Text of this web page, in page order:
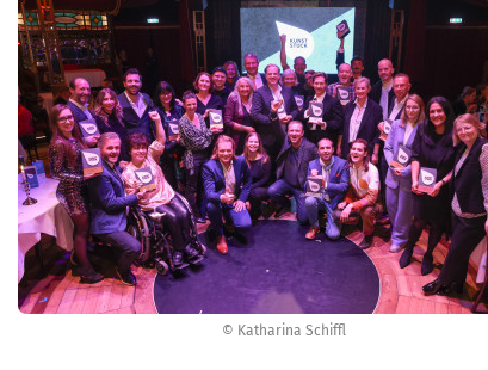
© Katharina Schiffl